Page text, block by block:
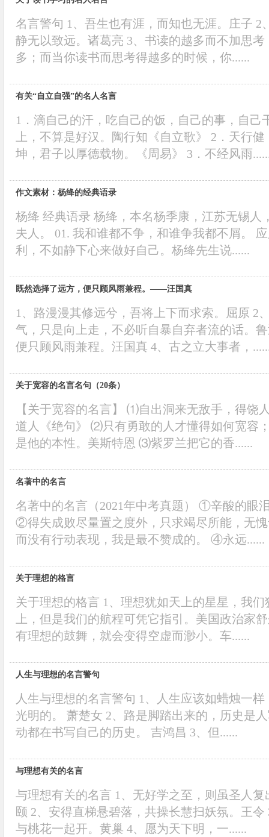
名言警句 1、吾生也有涯，而知也无涯。庄子 2
静无以致远。诸葛亮 3、书读的越多而不加思
多；而当你读书而思考得越多的时候，你......
有关“自立自强”的名人名言
1．滴自己的汗，吃自己的饭，自己的事，自己
上，不算是好汉。陶行知《自立歌》 2．天行
坤，君子以厚德载物。《周易》 3．不经风雨
作文素材：杨绛的经典语录
杨绛 经典语录 杨绛，本名杨季康，江苏无锡人
夫人。 01. 我和谁都不争，和谁争我都不屑。
利，不如静下心来做好自己。杨绛先生说......
既然选择了远方，便只顾风雨兼程。——汪国真
1、路漫漫其修远兮，吾将上下而求索。屈原 2
气，只是向上走，不必听自暴自弃者流的话。
便只顾风雨兼程。汪国真 4、古之立大事者，
关于宽容的名言名句（20条）
【关于宽容的名言】 ⑴自出洞来无敌手，得饶
道人《绝句》 ⑵只有勇敢的人才懂得如何宽容
是他的本性。美斯特恩 ⑶紫罗兰把它的香......
名著中的名言
名著中的名言（2021年中考真题） ①辛酸的眼
②得失成败尽量置之度外，只求竭尽所能，无
而没有行动表现，我是最不赞成的。 ④永远......
关于理想的格言
关于理想的格言 1、理想犹如天上的星星，我
上，但是我们的航程可凭它指引。美国政治家
有理想的鼓舞，就会变得空虚而渺小。车......
人生与理想的名言警句
人生与理想的名言警句 1、人生应该如蜡烛一
光明的。 萧楚女 2、路是脚踏出来的，历史是
动都在书写自己的历史。 吉鸿昌 3、但......
与理想有关的名言
与理想有关的名言 1、无好学之至，则虽圣人
颐 2、安得直梯悬碧落，共操长慧扫妖氛。王
与桃花一起开。黄巢 4、愿为天下明，一......